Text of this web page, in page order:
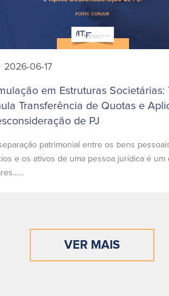
2026-06-17
em Estruturas Societárias:
Transferência de Quotas e
de PJ
patrimonial entre os bens
e os ativos de uma pessoa jurídica é um
VER MAIS